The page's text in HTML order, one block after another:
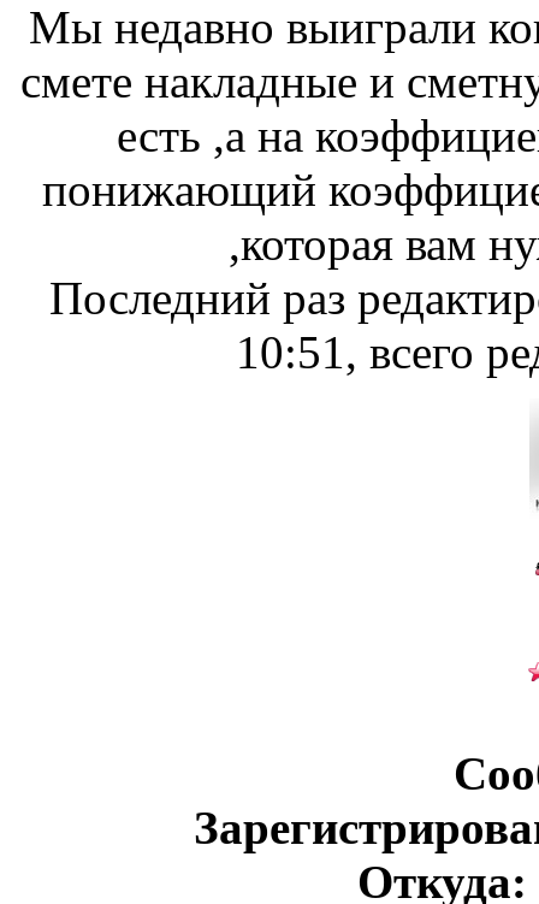
Мы недавно выиграли
смете накладные и
есть ,а на
понижающий
,которая вам
Последний раз
10:51, всего
Откуда: